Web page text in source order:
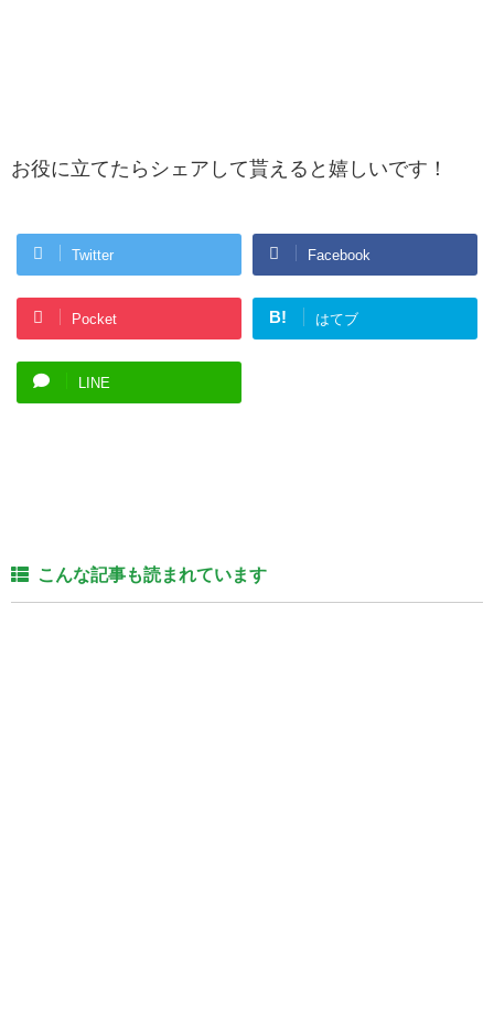
お役に立てたらシェアして貰えると嬉しいです！
Twitter Facebook
Pocket B! はてブ
LINE
こんな記事も読まれています